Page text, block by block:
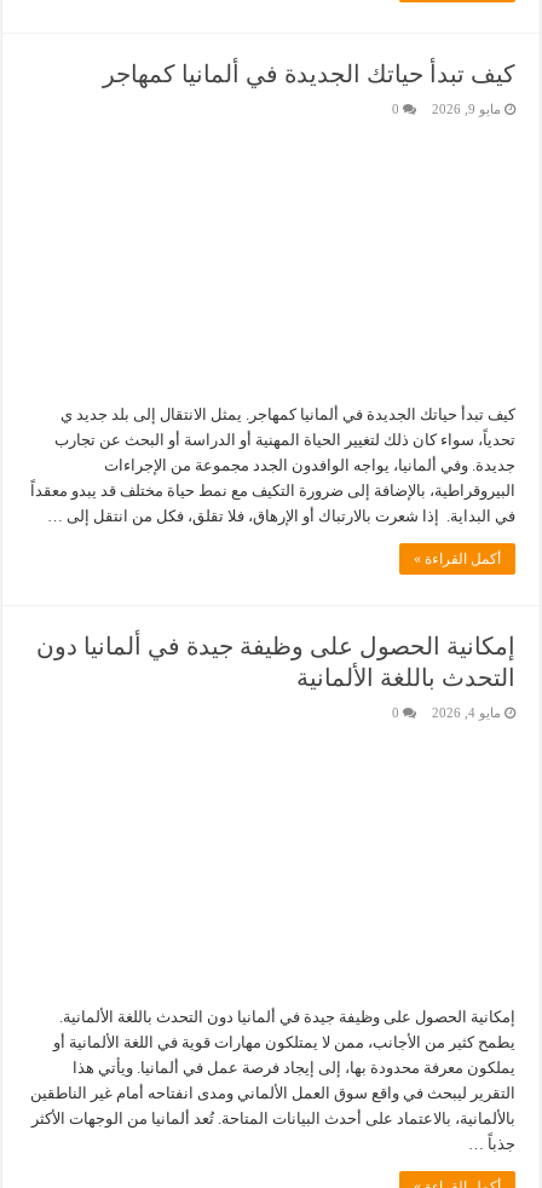
كيف تبدأ حياتك الجديدة في ألمانيا كمهاجر
مايو 9, 2026 0
كيف تبدأ حياتك الجديدة في ألمانيا كمهاجر. يمثل الانتقال إلى بلد جديد ي
تحدياً، سواء كان ذلك لتغيير الحياة المهنية أو الدراسة أو البحث عن تجارب
جديدة. وفي ألمانيا، يواجه الوافدون الجدد مجموعة من الإجراءات
البيروقراطية، بالإضافة إلى ضرورة التكيف مع نمط حياة مختلف قد يبدو معقداً
في البداية. إذا شعرت بالارتباك أو الإرهاق، فلا تقلق، فكل من انتقل إلى …
أكمل القراءة »
إمكانية الحصول على وظيفة جيدة في ألمانيا دون
التحدث باللغة الألمانية
مايو 4, 2026 0
إمكانية الحصول على وظيفة جيدة في ألمانيا دون التحدث باللغة الألمانية.
يطمح كثير من الأجانب، ممن لا يمتلكون مهارات قوية في اللغة الألمانية أو
يملكون معرفة محدودة بها، إلى إيجاد فرصة عمل في ألمانيا. ويأتي هذا
التقرير ليبحث في واقع سوق العمل الألماني ومدى انفتاحه أمام غير الناطقين
بالألمانية، بالاعتماد على أحدث البيانات المتاحة. تُعد ألمانيا من الوجهات الأكثر
جذباً …